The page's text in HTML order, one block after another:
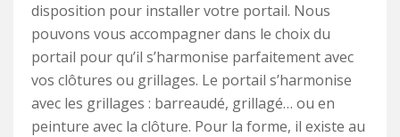
disposition pour installer votre portail. Nous
pouvons vous accompagner dans le choix du
portail pour qu’il s’harmonise parfaitement avec
vos clôtures ou grillages. Le portail s’harmonise
avec les grillages : barreaudé, grillagé… ou en
peinture avec la clôture. Pour la forme, il existe au